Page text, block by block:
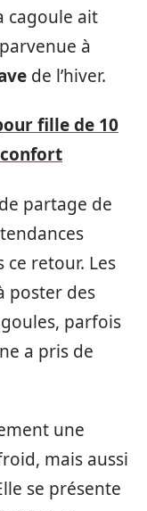
cagoule ait
à
de l’hiver.
fille de 10
partage de
retour. Les
poster des
parfois
a pris de
une
mais aussi
se présente